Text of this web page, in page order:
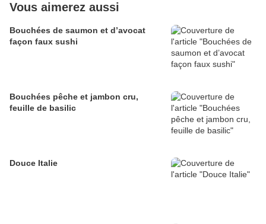
Vous aimerez aussi
Bouchées de saumon et d’avocat
façon faux sushi
Bouchées pêche et jambon cru,
feuille de basilic
Douce Italie